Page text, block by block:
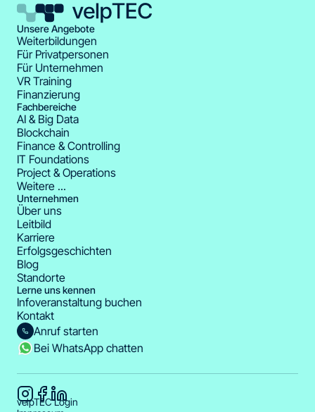
Vielfältige Karrierewege in Agenturen, Marketingabteilungen und
kreativen Unternehmensbereichen
jetzt deine Weiterbildung bei velpTEC
von Kommunikationsinhalten
zur Zielgruppe,
zum jeweiligen Medium
und zum Markenauftritt passen.
Unsere Angebote
Weiterbildungen
Für Privatpersonen
Für Unternehmen
VR Training
Finanzierung
Fachbereiche
AI & Big Data
Blockchain
Finance & Controlling
IT Foundations
Project & Operations
Weitere ...
Unternehmen
Über uns
Leitbild
Karriere
Erfolgsgeschichten
Blog
Standorte
Lerne uns kennen
Infoveranstaltung buchen
Kontakt
Anruf starten
Bei WhatsApp chatten
velpTEC Login